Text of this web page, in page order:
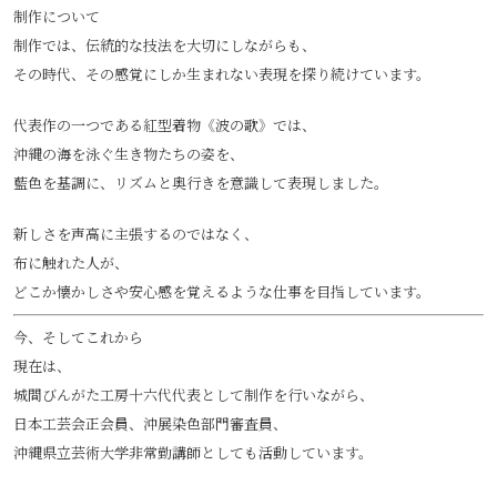
制作について
制作では、伝統的な技法を大切にしながらも、
その時代、その感覚にしか生まれない表現を探り続けています。
代表作の一つである紅型着物《波の歌》では、
沖縄の海を泳ぐ生き物たちの姿を、
藍色を基調に、リズムと奥行きを意識して表現しました。
新しさを声高に主張するのではなく、
布に触れた人が、
どこか懐かしさや安心感を覚えるような仕事を目指しています。
今、そしてこれから
現在は、
城間びんがた工房十六代代表として制作を行いながら、
日本工芸会正会員、沖展染色部門審査員、
沖縄県立芸術大学非常勤講師としても活動しています。